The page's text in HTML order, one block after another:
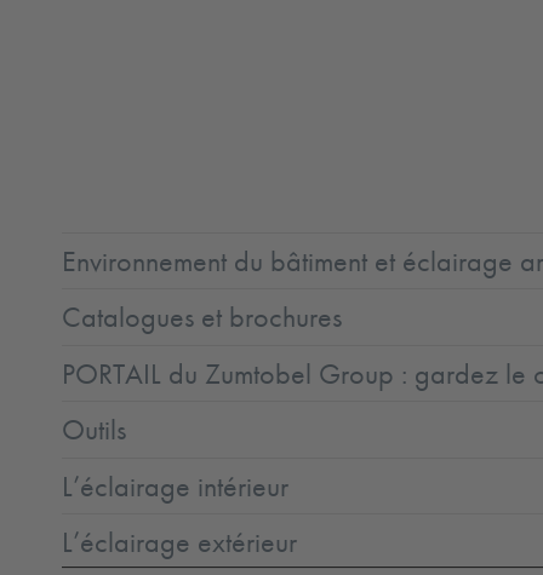
Environnement du bâtiment et éclairage
Catalogues et brochures
PORTAIL du Zumtobel Group : gardez le
Outils
L’éclairage intérieur
L’éclairage extérieur